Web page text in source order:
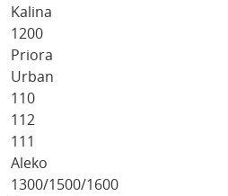
Kalina
1200
Priora
Urban
110
112
111
Aleko
1300/1500/1600